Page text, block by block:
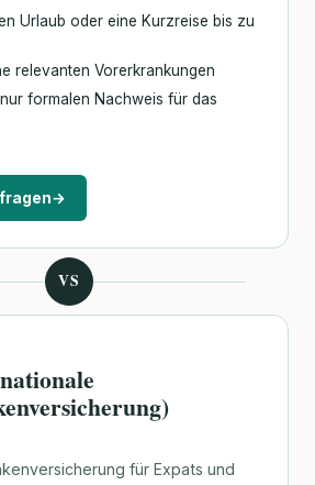
Urlaub oder eine Kurzreise bis zu
relevanten Vorerkrankungen
formalen Nachweis für das
→
VS
für Expats und